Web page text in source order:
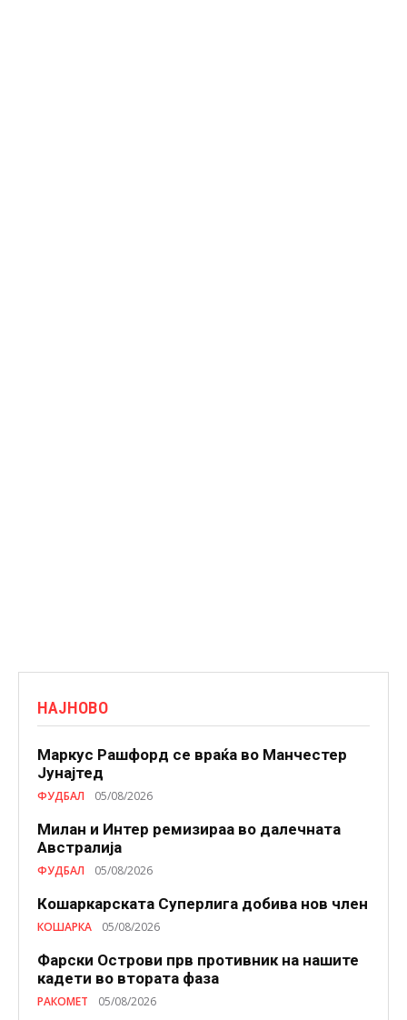
НАЈНОВО
Маркус Рашфорд се враќа во Манчестер
Јунајтед
ФУДБАЛ 05/08/2026
Милан и Интер ремизираа во далечната
Австралија
ФУДБАЛ 05/08/2026
Кошаркарската Суперлига добива нов член
КОШАРКА 05/08/2026
Фарски Острови прв противник на нашите
кадети во втората фаза
РАКОМЕТ 05/08/2026